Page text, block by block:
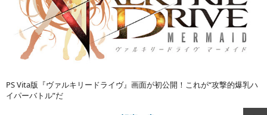
PS Vita版『ヴァルキリードライヴ』画面が初公開！これが“攻撃的爆乳ハ
イパーバトル”だ